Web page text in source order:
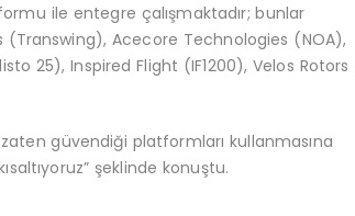
ile entegre çalışmaktadır; bunlar
(Transwing), Acecore Technologies (NOA),
25), Inspired Flight (IF1200), Velos Rotors
güvendiği platformları kullanmasına
şeklinde konuştu.